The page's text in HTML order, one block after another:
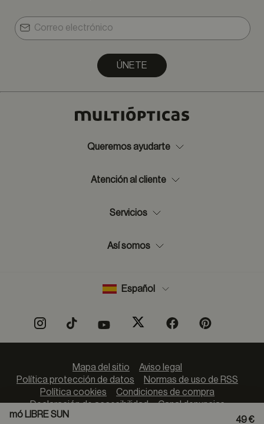
mó LIBRE SUN
49 €
ÚNETE
Queremos ayudarte
Atención al cliente
Servicios
Así somos
Español
Mapa del sitio
Aviso legal
Política protección de datos
Normas de uso de RSS
Política cookies
Condiciones de compra
Declaración de accesibilidad
Canal denuncias